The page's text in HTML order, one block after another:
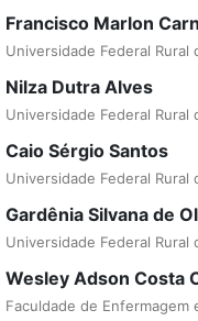
Francisco Marlon
Universidade Federal Rural
Nilza Dutra Alves
Universidade Federal Rural
Caio Sérgio Santos
Universidade Federal Rural
Gardênia Silvana de
Universidade Federal Rural
Wesley Adson Costa
Faculdade de Enfermagem